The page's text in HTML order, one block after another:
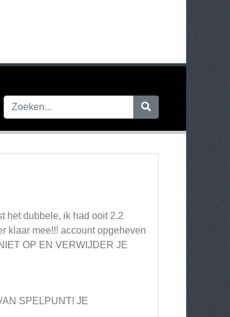
het dubbele, ik had ooit 2,2
klaar mee!!! account opgeheven
OP EN VERWIJDER JE
SPELPUNT! JE